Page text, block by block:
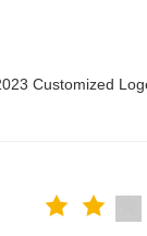
Customized